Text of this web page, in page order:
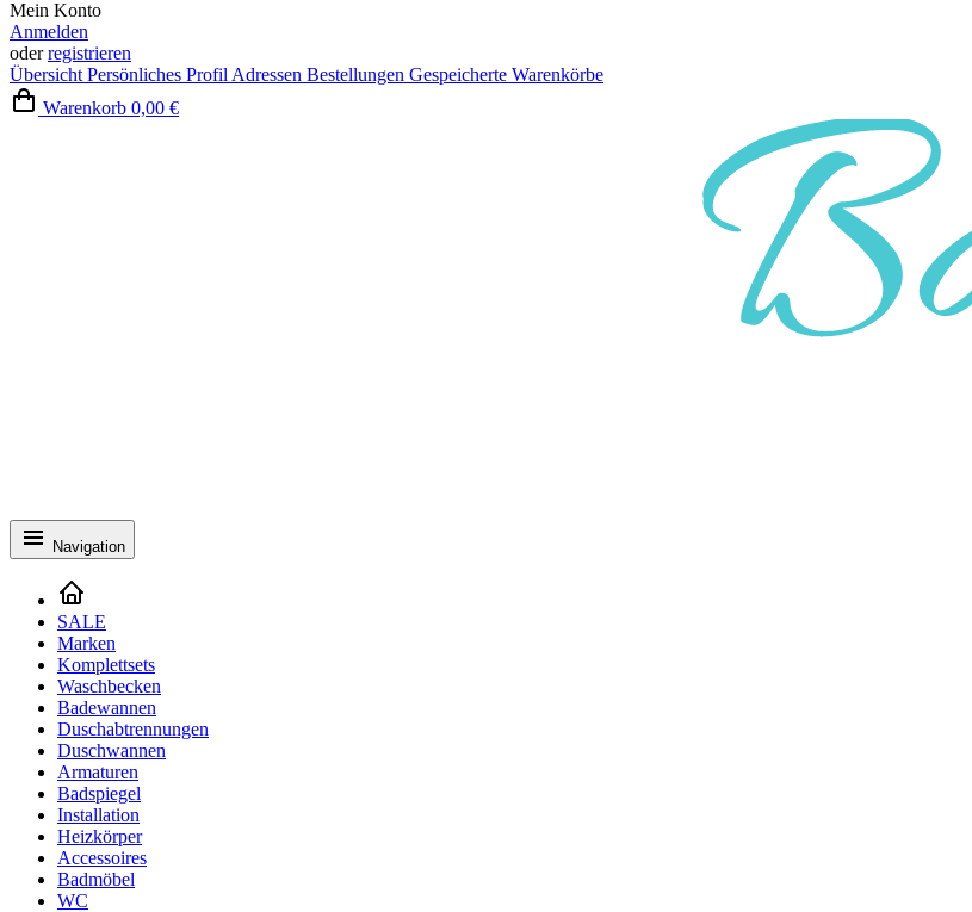
Mein Konto
Anmelden
oderregistrieren
Übersicht Persönliches Profil Adressen Bestellungen Gespeicherte Warenkörbe
Warenkorb 0,00 €
Navigation
SALE
Marken
Komplettsets
Waschbecken
Badewannen
Duschabtrennungen
Duschwannen
Armaturen
Badspiegel
Installation
Heizkörper
Accessoires
Badmöbel
WC